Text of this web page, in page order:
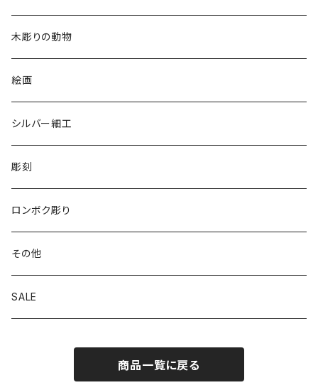
リバーシブル 帽子
リバーシブル エコバッグ
木彫りの動物
絵画
シルバー細工
彫刻
ロンボク彫り
その他
SALE
商品一覧に戻る